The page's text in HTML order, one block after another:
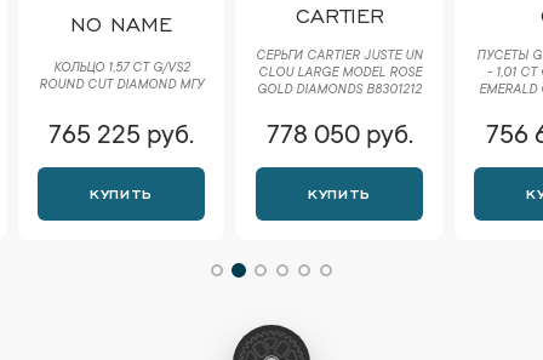
NO NAME
КОЛЬЦО 1,57 СT G/VS2
ROUND CUT DIAMOND МГУ
765 225 руб.
КУПИТЬ
CARTIER
СЕРЬГИ CARTIER JUSTE UN
CLOU LARGE MODEL ROSE
GOLD DIAMONDS B8301212
778 050 руб.
КУПИТЬ
ПУСЕТЫ
- 1,01 CT
EMERALD
756